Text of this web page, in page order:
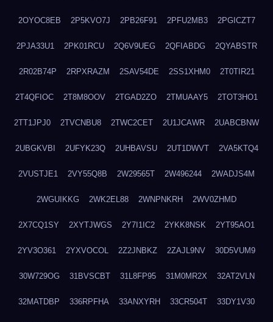
2OYOC8EB 2P5KVO7J 2PB26F91 2PFU2MB3 2PGICZT7
2PJA33U1 2PK01RCU 2Q6V9UEG 2QFIABDG 2QYABSTR
2R02B74P 2RPXRAZM 2SAV54DE 2SS1XHM0 2T0TIR21
2T4QFIOC 2T8M8OOV 2TGAD2ZO 2TMUAAY5 2TOT3HO1
2TT1JPJ0 2TVCNBU8 2TWC2CET 2U1JCAWR 2UABCBNW
2UBGKVBI 2UFYK23Q 2UHBAVSU 2UT1DWVT 2VA5KTQ4
2VUSTJE1 2VY55Q8B 2W29565T 2W496244 2WADJS4M
2WGUIKKG 2WK2EL88 2WNPNKRH 2WV0ZHMD
2X7CQ1SY 2XYTJWGS 2Y7I1IC2 2YKK8NSK 2YT95AO1
2YV3O361 2YXVOCOL 2Z2JNBKZ 2ZAJL9NV 30D5VUM9
30W729OG 31BVSCBT 31L8FP95 31M0MR2X 32AT2VLN
32MATDBP 336RPFHA 33ANXYRH 33CR504T 33DY1V30